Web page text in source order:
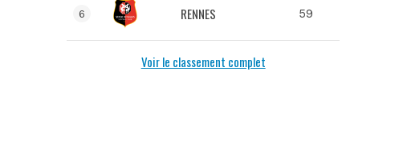
6 RENNES 59
Voir le classement complet